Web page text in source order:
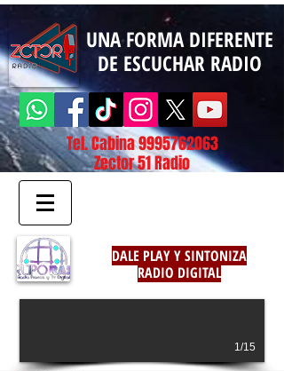
UNA FORMA DIFERENTE
DE ESCUCHAR RADIO
Tel. Cabina9995762063
Zector 51 Radio
DALE PLAY Y SINTONIZA
RADIO DIGITAL
1/15